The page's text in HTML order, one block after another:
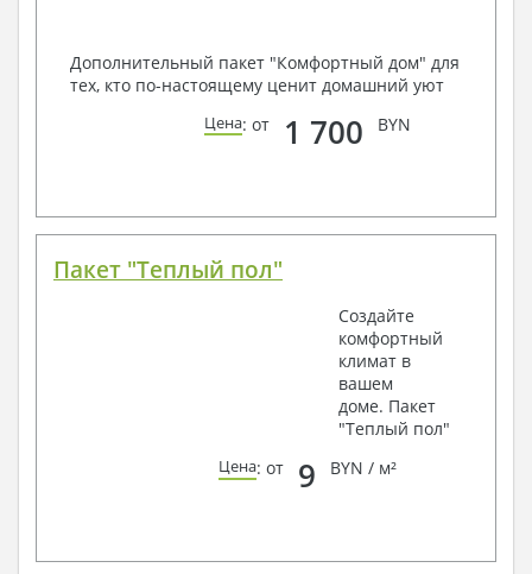
Дополнительный пакет "Комфортный дом" для
тех, кто по-настоящему ценит домашний уют
Цена: от 1 700 BYN
Пакет "Теплый пол"
Создайте
комфортный
климат в
вашем
доме. Пакет
"Теплый пол"
Цена: от 9 BYN / м²